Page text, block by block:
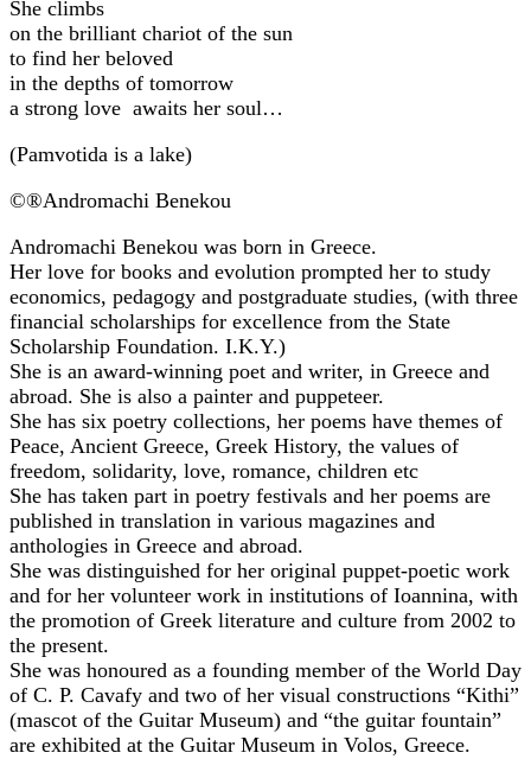
She climbs
on the brilliant chariot of the sun
to find her beloved
in the depths of tomorrow
a strong love awaits her soul…
(Pamvotida is a lake)
©®Andromachi Benekou
Andromachi Benekou was born in Greece.
Her love for books and evolution prompted her to study
economics, pedagogy and postgraduate studies, (with three
financial scholarships for excellence from the State
Scholarship Foundation. I.K.Y.)
She is an award-winning poet and writer, in Greece and
abroad. She is also a painter and puppeteer.
She has six poetry collections, her poems have themes of
Peace, Ancient Greece, Greek History, the values of
freedom, solidarity, love, romance, children etc
She has taken part in poetry festivals and her poems are
published in translation in various magazines and
anthologies in Greece and abroad.
She was distinguished for her original puppet-poetic work
and for her volunteer work in institutions of Ioannina, with
the promotion of Greek literature and culture from 2002 to
the present.
She was honoured as a founding member of the World Day
of C. P. Cavafy and two of her visual constructions “Kithi”
(mascot of the Guitar Museum) and “the guitar fountain”
are exhibited at the Guitar Museum in Volos, Greece.